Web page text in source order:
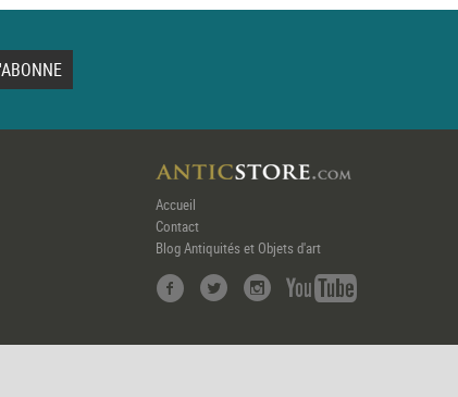
Accueil
Contact
Blog Antiquités et Objets d'art